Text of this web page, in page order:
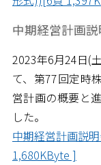
中期経営計画
2023年6月24日(
て、第77回定時
営計画の概要と
した。
中期経営計画説
1,680KByte ]